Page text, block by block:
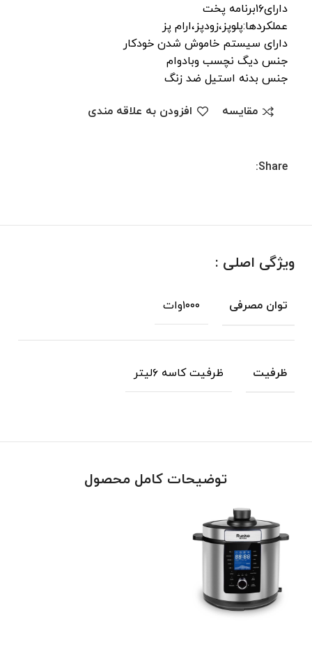
دارای۱۶برنامه پخت
عملکردها:پلوپز،زودپز،ارام پز
دارای سیستم خاموش شدن خودکار
جنس دیگ نچسب وبادوام
جنس بدنه استیل ضد زنگ
مقایسه افزودن به علاقه مندی
Share:
ویژگی اصلی :
توان مصرفی ۱۰۰۰وات
ظرفیت ظرفیت کاسه ۶لیتر
توضیحات کامل محصول